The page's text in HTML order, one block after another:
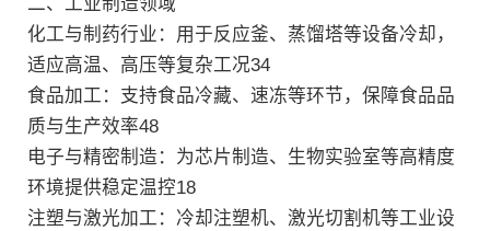
‌化工与制药行业‌：用于反应釜、蒸馏塔等设备冷却，
适应高温、高压等复杂工况‌34
‌食品加工‌：支持食品冷藏、速冻等环节，保障食品品
质与生产效率‌48
‌电子与精密制造‌：为芯片制造、生物实验室等高精度
环境提供稳定温控‌18
‌注塑与激光加工‌：冷却注塑机、激光切割机等工业设